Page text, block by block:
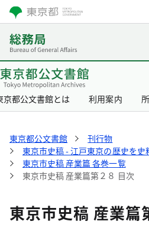
京都公文書館とは 利用案内
東京都公文書館
刊行物
東京市史稿 - 江戸東京の歴史を史
東京市史稿 産業篇 各巻一覧
東京市史稿 産業篇第２８ 目次
東京市史稿 産業篇